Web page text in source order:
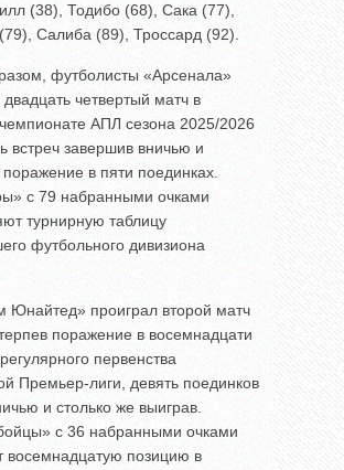
(38), Тодибо (68), Сака (77),
Салиба (89), Троссард (92).
футболисты «Арсенала»
четвертый матч в
АПЛ сезона 2025/2026
встреч завершив вничью и
в пяти поединках.
с 79 набранными очками
турнирную таблицу
футбольного дивизиона
Юнайтед» проиграл второй матч
поражение в восемнадцати
первенства
Премьер-лиги, девять поединков
и столько же выиграв.
с 36 набранными очками
восемнадцатую позицию в